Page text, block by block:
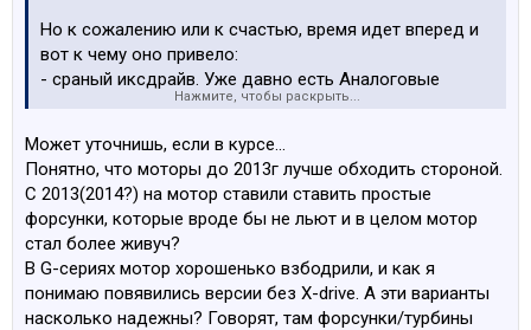
Но к сожалению или к счастью, время идет вперед и
вот к чему оно привело:
- сраный иксдрайв. Уже давно есть Аналоговые
полуоси и даже гранаты отдельно, которые ходят
Редуктор и раздатка - меняй масло 1 раз в год и
проблем не будет. Сайлентблоки заднего редуктора
Это да, нужно еще уговорить мастера, чтобы
согласились поменять их
Они разбитые у
большинства, но вот жеж нюанс: большинство людей
не чувствуют никакой разницы при замене, вообще
никакой.
Нажмите, чтобы раскрыть...
Может уточнишь, если в курсе...
Понятно, что моторы до 2013г лучше обходить стороной.
С 2013(2014?) на мотор ставили ставить простые
форсунки, которые вроде бы не льют и в целом мотор
стал более живуч?
В G-сериях мотор хорошенько взбодрили, и как я
понимаю повявились версии без X-drive. А эти варианты
насколько надежны? Говорят, там форсунки/турбины